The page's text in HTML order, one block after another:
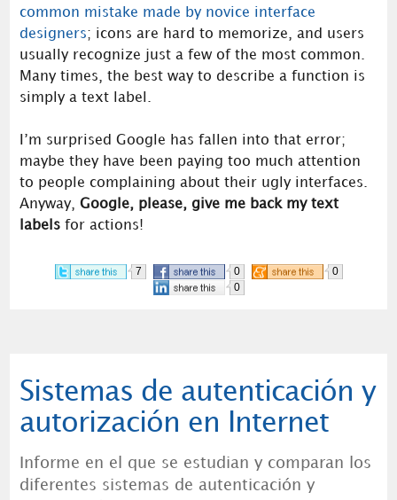
common mistake made by novice interface
designers; icons are hard to memorize, and users
usually recognize just a few of the most common.
Many times, the best way to describe a function is
simply a text label.
I’m surprised Google has fallen into that error;
maybe they have been paying too much attention
to people complaining about their ugly interfaces.
Anyway, Google, please, give me back my text
labelsfor actions!
7 0
0
0
Sistemas de autenticación y
autorización en Internet
Informe en el que se estudian y comparan los
diferentes sistemas de autenticación y